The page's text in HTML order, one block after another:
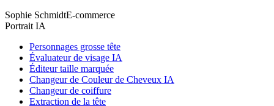
Sophie SchmidtE-commerce
Portrait IA
Personnages grosse tête
Évaluateur de visage IA
Éditeur taille marquée
Changeur de Couleur de Cheveux IA
Changeur de coiffure
Extraction de la tête